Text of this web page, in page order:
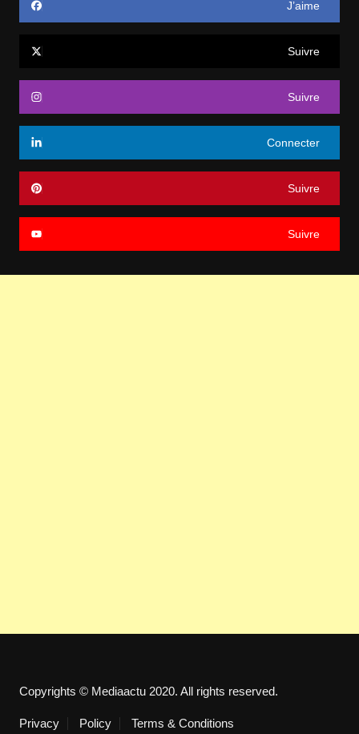
J’aime
Suivre
Suivre
Connecter
Suivre
Suivre
Copyrights © Mediaactu 2020. All rights reserved.
Privacy Policy Terms & Conditions